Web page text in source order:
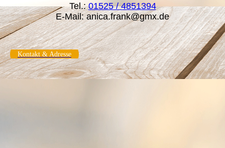
Tel.:01525 / 4851394
E-Mail: anica.frank@gmx.de
Kontakt & Adresse